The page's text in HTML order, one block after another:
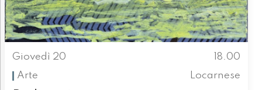
Giovedì 20
18.00
Arte
Locarnese